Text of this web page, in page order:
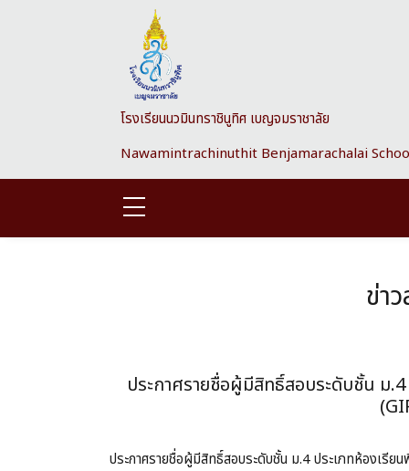
โรงเรียนนวมินทราชินูทิศ เบญจมราชาลัย
Nawamintrachinuthit Benjamarachalai
ข่า
ประกาศรายชื่อผู้มีสิทธิ์สอบระดับชั้น ม
ประกาศรายชื่อผู้มีสิทธิ์สอบระดับชั้น ม.4 ประเภทห้องเรี